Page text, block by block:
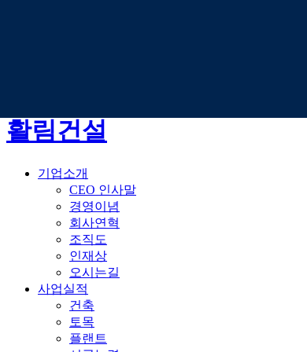
활림건설
기업소개
CEO 인사말
경영이념
회사연혁
조직도
인재상
오시는길
사업실적
건축
토목
플랜트